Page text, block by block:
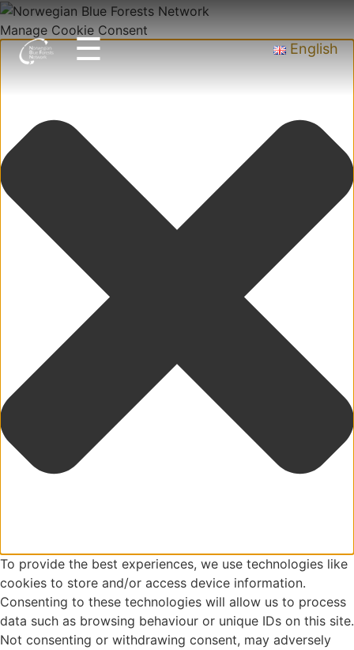
Manage Cookie Consent
To provide the best experiences, we use technologies like
cookies to store and/or access device information.
Consenting to these technologies will allow us to process
data such as browsing behaviour or unique IDs on this site.
Not consenting or withdrawing consent, may adversely
☰ English